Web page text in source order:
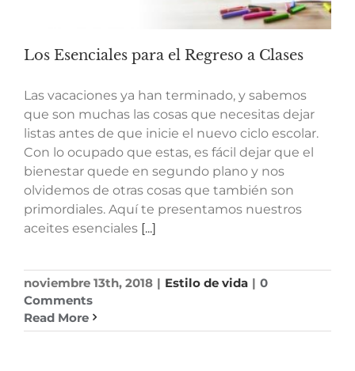
Los Esenciales para el Regreso a Clases
Las vacaciones ya han terminado, y sabemos
que son muchas las cosas que necesitas dejar
listas antes de que inicie el nuevo ciclo escolar.
Con lo ocupado que estas, es fácil dejar que el
bienestar quede en segundo plano y nos
olvidemos de otras cosas que también son
primordiales. Aquí te presentamos nuestros
aceites esenciales [...]
noviembre 13th, 2018 | Estilo de vida | 0
Comments
Read More